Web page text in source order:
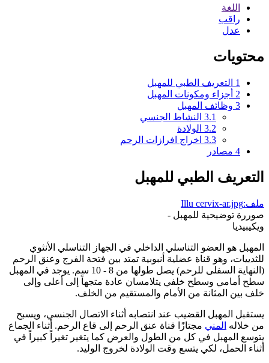
اللغة
راقب
عدل
محتويات
1 التعريف الطبي للمهبل
2 أجزاء ومكونات المهبل
3 وظائف المهبل
3.1 النشاط الجنسي
3.2 الولادة
3.3 اخراج افرازات الرحم
4 مصادر
التعريف الطبي للمهبل
ملف:Illu cervix-ar.jpg
صوررة توضيحية للمهبل -
ويكيبيديا
المهبل هو العضو التناسلي الداخلي في الجهاز التناسلي الأنثوي
للثدييات، وهو قناة عضلية أنبوبية تمتد بين فتحة الفرج وعنق الرحم
(النهاية السفلى للرحم) يصل طولها من 8 - 10 سم. يوجد في المهبل
سطح أمامي وسطح خلفي يتلامسان عادة متجهاً إلى أعلى وإلى
خلف بين المثانة من الأمام والمستقيم من الخلف.
يستقبل المهبل القضيب عند انتصابه أثناء الاتصال الجنسي، ويسبح
من خلاله المني مجتازًا قناة عنق الرحم إلى قاع الرحم. أثناء الجماع
يتوسع المهبل في كل من الطول والعرض كما يتغير تغيراً كبيراً في
أثناء الحمل، لكي يتسع وقت الولادة لخروج الوليد.